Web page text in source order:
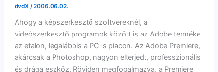
dvdX /2006.06.02.
Ahogy a képszerkesztő szoftvereknél, a
videószerkesztő programok között is az Adobe terméke
az etalon, legalábbis a PC-s piacon. Az Adobe Premiere,
akárcsak a Photoshop, nagyon elterjedt, professzionális
és drága eszköz. Röviden megfogalmazva, a Premiere